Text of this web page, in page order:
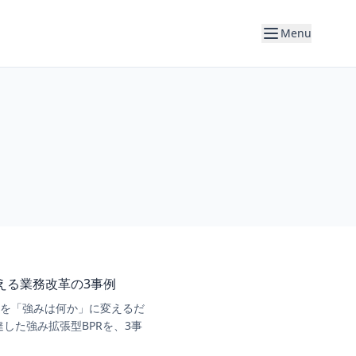
Menu
る業務改革の3事例
「強みは何か」に変えるだ
た強み拡張型BPRを、3事